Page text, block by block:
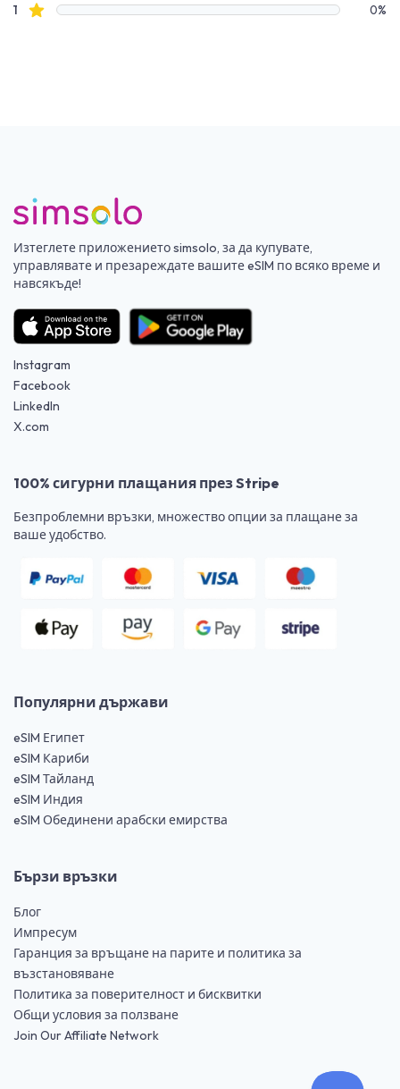
1 Звездни рецензии 0%
Изтеглете приложението simsolo, за да купувате,
управлявате и презареждате вашите eSIM по всяко време и
навсякъде!
Instagram
Facebook
LinkedIn
X.com
100% сигурни плащания през Stripe
Безпроблемни връзки, множество опции за плащане за
ваше удобство.
Популярни държави
eSIM Египет
eSIM Кариби
eSIM Тайланд
eSIM Индия
eSIM Обединени арабски емирства
Бързи връзки
Блог
Импресум
Гаранция за връщане на парите и политика за
възстановяване
Политика за поверителност и бисквитки
Общи условия за ползване
Join Our Affiliate Network